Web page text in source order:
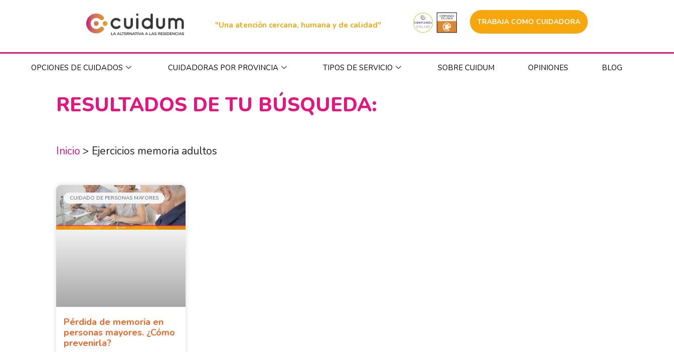
"Una atención cercana, humana y de calidad" TRABAJA COMO CUIDADORA
OPCIONES DE CUIDADOS CUIDADORAS POR PROVINCIA TIPOS DE SERVICIO SOBRE CUIDUM OPINIONES BLOG
RESULTADOS DE TU BÚSQUEDA:
Inicio > Ejercicios memoria adultos
CUIDADO DE PERSONAS MAYORES
Pérdida de memoria en
personas mayores. ¿Cómo
prevenirla?